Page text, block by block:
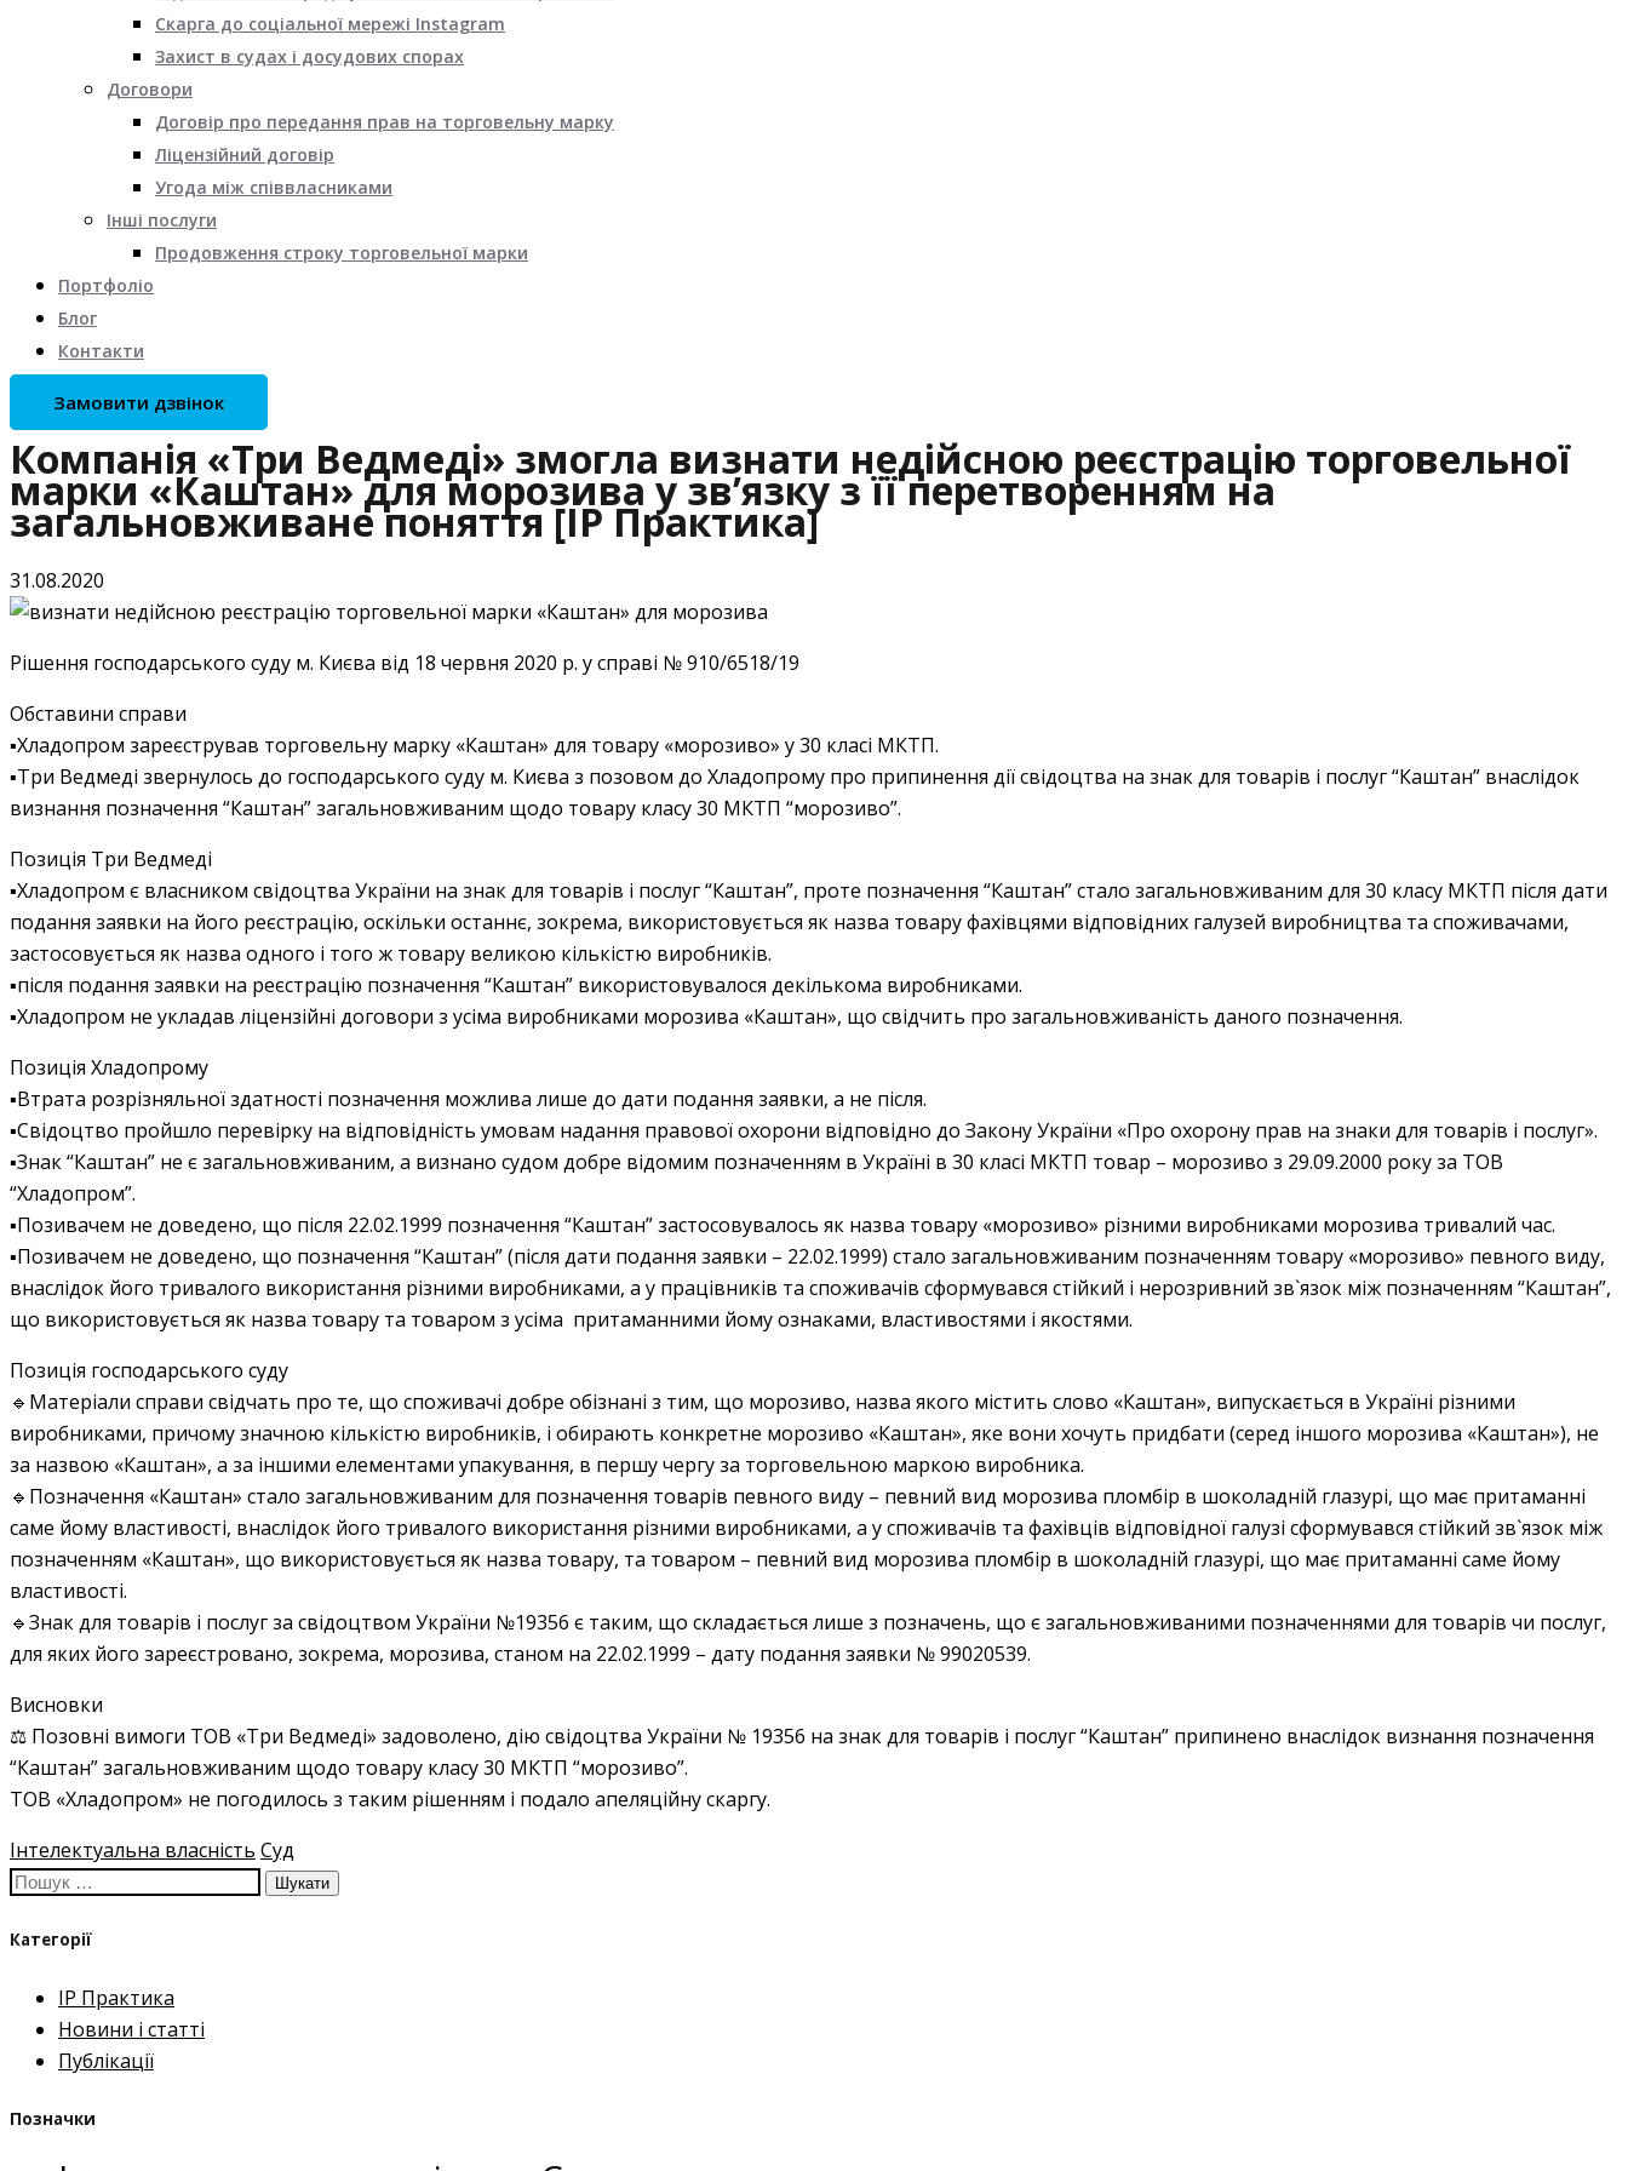
Скарга до соціальної мережі Instagram
Захист в судах і досудових спорах
Договори
Договір про передання прав на торговельну марку
Ліцензійний договір
Угода між співвласниками
Інші послуги
Продовження строку торговельної марки
Портфоліо
Блог
Контакти
Замовити дзвінок
Компанія «Три Ведмеді» змогла визнати недійсною реєстрацію торговельної
марки «Каштан» для морозива у зв’язку з її перетворенням на
загальновживане поняття [IP Практика]
31.08.2020
Рішення господарського суду м. Києва від 18 червня 2020 р. у справі № 910/6518/19
Обставини справи
▪️Хладопром зареєстрував торговельну марку «Каштан» для товару «морозиво» у 30 класі МКТП.
▪️Три Ведмеді звернулось до господарського суду м. Києва з позовом до Хладопрому про припинення дії свідоцтва на знак для товарів і послуг “Каштан” внаслідок
визнання позначення “Каштан” загальновживаним щодо товару класу 30 МКТП “морозиво”.
Позиція Три Ведмеді
▪️Хладопром є власником свідоцтва України на знак для товарів і послуг “Каштан”, проте позначення “Каштан” стало загальновживаним для 30 класу МКТП після дати
подання заявки на його реєстрацію, оскільки останнє, зокрема, використовується як назва товару фахівцями відповідних галузей виробництва та споживачами,
застосовується як назва одного і того ж товару великою кількістю виробників.
▪️після подання заявки на реєстрацію позначення “Каштан” використовувалося декількома виробниками.
▪️Хладопром не укладав ліцензійні договори з усіма виробниками морозива «Каштан», що свідчить про загальновживаність даного позначення.
Позиція Хладопрому
▪️Втрата розрізняльної здатності позначення можлива лише до дати подання заявки, а не після.
▪️Свідоцтво пройшло перевірку на відповідність умовам надання правової охорони відповідно до Закону України «Про охорону прав на знаки для товарів і послуг».
▪️Знак “Каштан” не є загальновживаним, а визнано судом добре відомим позначенням в Україні в 30 класі МКТП товар – морозиво з 29.09.2000 року за ТОВ
“Хладопром”.
▪️Позивачем не доведено, що після 22.02.1999 позначення “Каштан” застосовувалось як назва товару «морозиво» різними виробниками морозива тривалий час.
▪️Позивачем не доведено, що позначення “Каштан” (після дати подання заявки – 22.02.1999) стало загальновживаним позначенням товару «морозиво» певного виду,
внаслідок його тривалого використання різними виробниками, а у працівників та споживачів сформувався стійкий і нерозривний зв`язок між позначенням “Каштан”,
що використовується як назва товару та товаром з усіма притаманними йому ознаками, властивостями і якостями.
Позиція господарського суду
🔹Матеріали справи свідчать про те, що споживачі добре обізнані з тим, що морозиво, назва якого містить слово «Каштан», випускається в Україні різними
виробниками, причому значною кількістю виробників, і обирають конкретне морозиво «Каштан», яке вони хочуть придбати (серед іншого морозива «Каштан»), не
за назвою «Каштан», а за іншими елементами упакування, в першу чергу за торговельною маркою виробника.
🔹Позначення «Каштан» стало загальновживаним для позначення товарів певного виду – певний вид морозива пломбір в шоколадній глазурі, що має притаманні
саме йому властивості, внаслідок його тривалого використання різними виробниками, а у споживачів та фахівців відповідної галузі сформувався стійкий зв`язок між
позначенням «Каштан», що використовується як назва товару, та товаром – певний вид морозива пломбір в шоколадній глазурі, що має притаманні саме йому
властивості.
🔹Знак для товарів і послуг за свідоцтвом України №19356 є таким, що складається лише з позначень, що є загальновживаними позначеннями для товарів чи послуг,
для яких його зареєстровано, зокрема, морозива, станом на 22.02.1999 – дату подання заявки № 99020539.
Висновки
⚖️ Позовні вимоги ТОВ «Три Ведмеді» задоволено, дію свідоцтва України № 19356 на знак для товарів і послуг “Каштан” припинено внаслідок визнання позначення
“Каштан” загальновживаним щодо товару класу 30 МКТП “морозиво”.
ТОВ «Хладопром» не погодилось з таким рішенням і подало апеляційну скаргу.
Інтелектуальна власність Суд
Пошук:
Категорії
IP Практика
Новини і статті
Публікації
Позначки